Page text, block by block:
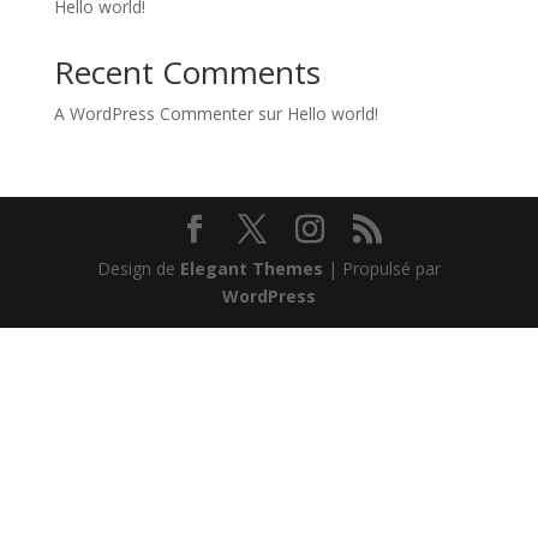
Hello world!
Recent Comments
A WordPress Commentersur Hello world!
Design de Elegant Themes | Propulsé par
WordPress